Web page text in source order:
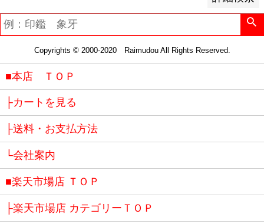
Copyrights © 2000-2020 Raimudou All Rights Reserved.
■本店 ＴＯＰ
├カートを見る
├送料・お支払方法
└会社案内
■楽天市場店 ＴＯＰ
├楽天市場店 カテゴリーＴＯＰ